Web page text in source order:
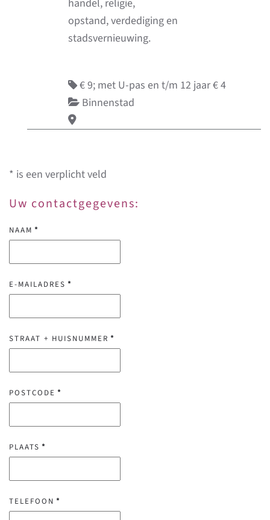
handel, religie,
opstand, verdediging en
stadsvernieuwing.
€ 9; met U-pas en t/m 12 jaar € 4
Binnenstad
* is een verplicht veld
Uw contactgegevens:
NAAM *
E-MAILADRES *
STRAAT + HUISNUMMER *
POSTCODE *
PLAATS *
TELEFOON *